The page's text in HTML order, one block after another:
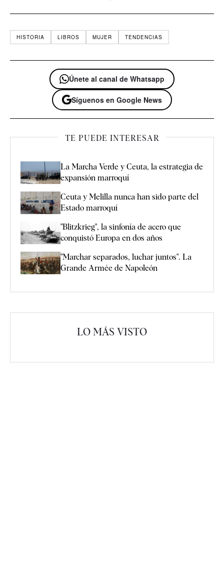
HISTORIA LIBROS MUJER TENDENCIAS
Únete al canal de Whatsapp
Síguenos en Google News
TE PUEDE INTERESAR
La Marcha Verde y Ceuta, la estrategia de
expansión marroquí
Ceuta y Melilla nunca han sido parte del
Estado marroquí
"Blitzkrieg", la sinfonía de acero que
conquistó Europa en dos años
"Marchar separados, luchar juntos". La
Grande Armée de Napoleón
LO MÁS VISTO